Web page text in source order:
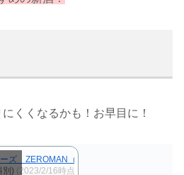
くくなるかも！お早目に！
ーズ ZEROMAN（ゼロマン） 純米吟醸 無
別) (2023/2/16時点)